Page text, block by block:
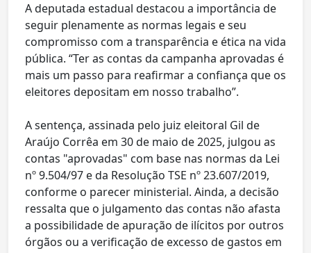
A deputada estadual destacou a importância de
seguir plenamente as normas legais e seu
compromisso com a transparência e ética na vida
pública. “Ter as contas da campanha aprovadas é
mais um passo para reafirmar a confiança que os
eleitores depositam em nosso trabalho”.
A sentença, assinada pelo juiz eleitoral Gil de
Araújo Corrêa em 30 de maio de 2025, julgou as
contas "aprovadas" com base nas normas da Lei
nº 9.504/97 e da Resolução TSE nº 23.607/2019,
conforme o parecer ministerial. Ainda, a decisão
ressalta que o julgamento das contas não afasta
a possibilidade de apuração de ilícitos por outros
órgãos ou a verificação de excesso de gastos em